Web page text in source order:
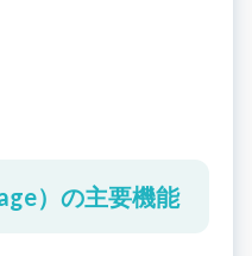
）の主要機能